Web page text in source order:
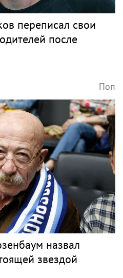
переписал свои
после
Поп
назвал
звездой